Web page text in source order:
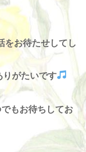
をお待たせしてし
がたいです
もお待ちしてお